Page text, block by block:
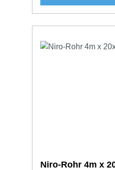
Niro-Rohr 4m x